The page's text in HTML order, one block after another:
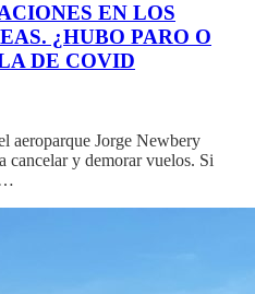
EN LOS
¿HUBO PARO O
DE COVID
aeroparque Jorge Newbery
cancelar y demorar vuelos. Si